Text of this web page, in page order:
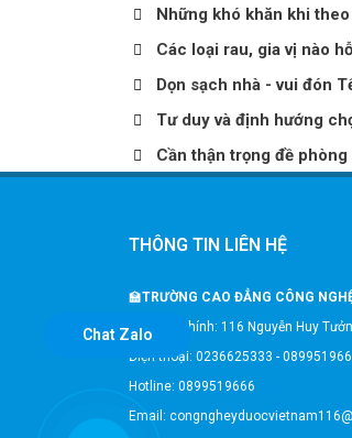
Những khó khăn khi
Các loại rau, gia vị nào
Dọn sạch nhà - vui đón
Tư duy và định hướng
Cần thận trọng đề
THÔNG TIN LIÊN HỆ
🏫TRƯỜNG CAO ĐẲNG CÔNG
🎗️Trụ sở chính: 116 Nguyễn Huy
Điện thoại: 0236625333 -
Hotline: 0899519666
Email:
Chat Zalo